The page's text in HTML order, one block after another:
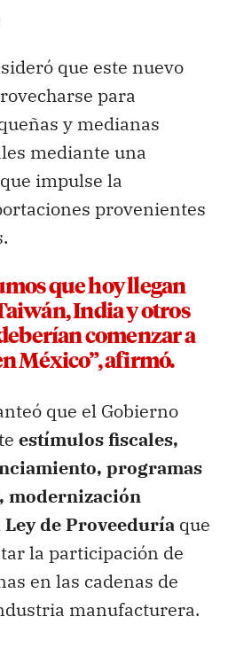
que este nuevo
para
y medianas
mediante una
impulse la
provenientes
que hoy llegan
India y otros
comenzar a
México”, afirmó.
que el Gobierno
estímulos fiscales,
programas
modernización
de Proveeduría que
la participación de
en las cadenas de
manufacturera.